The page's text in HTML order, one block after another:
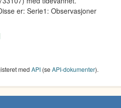
er: Serie1: Observasjoner
med API (seAPI-dokumenter).